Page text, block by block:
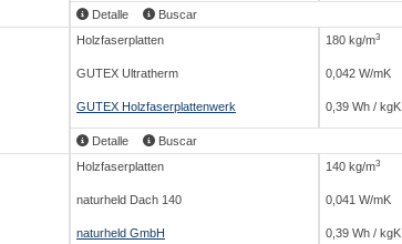
Detalle Buscar
Holzfaserplatten 180 kg/m3
GUTEX Ultratherm 0,042 W/mK
GUTEX Holzfaserplattenwerk 0,39 Wh / kgK
Detalle Buscar
Holzfaserplatten 140 kg/m3
naturheld Dach 140 0,041 W/mK
naturheld GmbH 0,39 Wh / kgK